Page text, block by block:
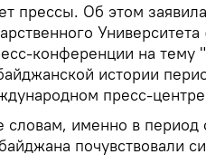
прессы. Об этом
конференции на тему
истории
пресс-
словам, именно в
почувствовали